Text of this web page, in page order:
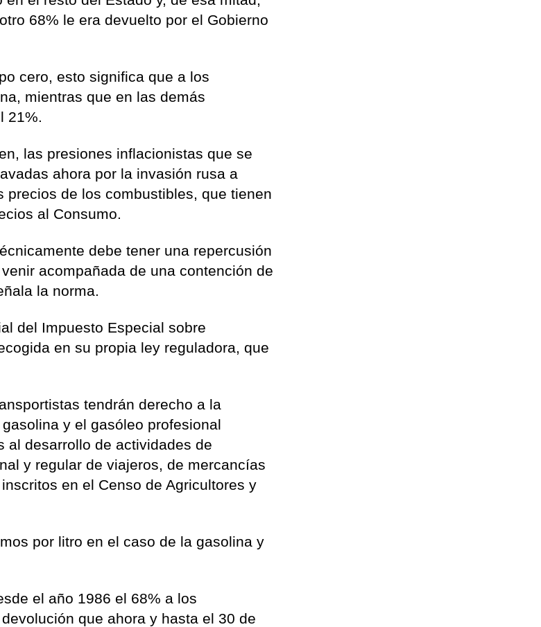
68% le era devuelto por el Gobierno
cero, esto significa que a los
mientras que en las demás
21%.
las presiones inflacionistas que se
ahora por la invasión rusa a
de los combustibles, que tienen
al Consumo.
debe tener una repercusión
acompañada de una contención de
la norma.
del Impuesto Especial sobre
en su propia ley reguladora, que
tendrán derecho a la
y el gasóleo profesional
al desarrollo de actividades de
y regular de viajeros, de mercancías
en el Censo de Agricultores y
por litro en el caso de la gasolina y
el año 1986 el 68% a los
que ahora y hasta el 30 de